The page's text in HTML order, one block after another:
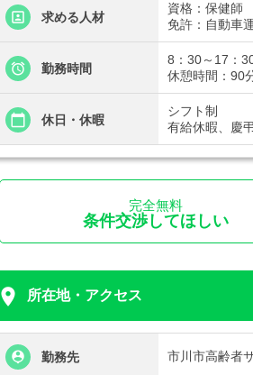
求める人材
資格：保健師
免許：自動車
勤務時間
8：30～17：
休憩時間：90
休日・休暇
シフト制
有給休暇、慶
完全無料
条件交渉してほしい
place 所在地・アクセス
勤務先 市川市高齢者